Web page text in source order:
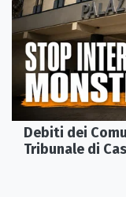
Debiti dei
Tribunale di